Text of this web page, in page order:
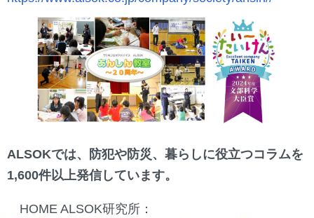
ALSOKでは、防犯や防災、暮らしに役立つコラムを
1,600件以上発信しています。
HOME ALSOK研究所：